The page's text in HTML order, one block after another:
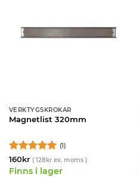
VERKTYGSKROKAR
Magnetlist 320mm
Betygsatt5
av 5
(1)
160kr ( 128 krex. moms )
Finns i lager